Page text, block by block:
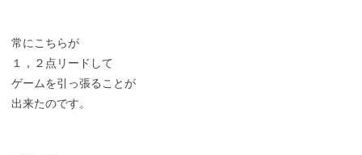
常にこちらが
１，２点リードして
ゲームを引っ張ることが
出来たのです。